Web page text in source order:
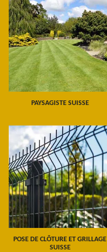
PAYSAGISTE SUISSE
POSE DE CLÔTURE ET GRILLAGE
SUISSE